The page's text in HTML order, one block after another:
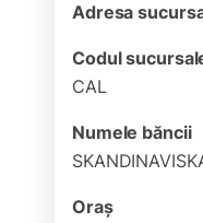
Adresa
Codul
CAL
Numele băncii
Oraș